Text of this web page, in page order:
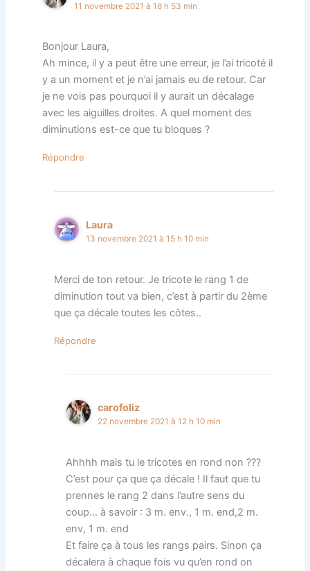
11 novembre 2021 à 18 h 53 min
Bonjour Laura,
Ah mince, il y a peut être une erreur, je l’ai tricoté il
y a un moment et je n’ai jamais eu de retour. Car
je ne vois pas pourquoi il y aurait un décalage
avec les aiguilles droites. A quel moment des
diminutions est-ce que tu bloques ?
Répondre
Laura
13 novembre 2021 à 15 h 10 min
Merci de ton retour. Je tricote le rang 1 de
diminution tout va bien, c’est à partir du 2ème
que ça décale toutes les côtes..
Répondre
carofoliz
22 novembre 2021 à 12 h 10 min
Ahhhh mais tu le tricotes en rond non ???
C’est pour ça que ça décale ! Il faut que tu
prennes le rang 2 dans l’autre sens du
coup… à savoir : 3 m. env., 1 m. end,2 m.
env, 1 m. end
Et faire ça à tous les rangs pairs. Sinon ça
décalera à chaque fois vu qu’en rond on